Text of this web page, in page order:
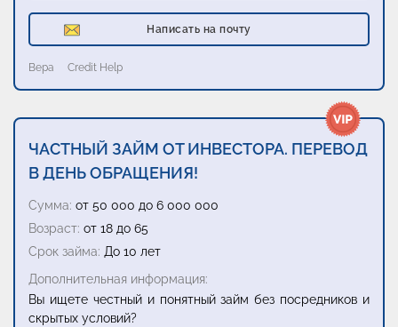
Написать на почту
Вера Credit Help
ЧАСТНЫЙ ЗАЙМ ОТ ИНВЕСТОРА. ПЕРЕВОД
В ДЕНЬ ОБРАЩЕНИЯ!
Сумма: от 50 000 до 6 000 000
Возраст: от 18 до 65
Срок займа: До 10 лет
Дополнительная информация:
Вы ищете честный и понятный займ без посредников и
скрытых условий?